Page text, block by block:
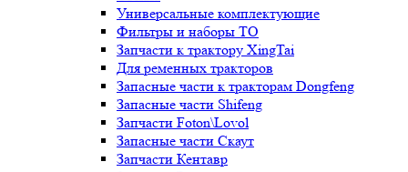
Универсальные комплектующие
Фильтры и наборы ТО
Запчасти к трактору XingTai
Для ременных тракторов
Запасные части к тракторам Dongfeng
Запасные части Shifeng
Запчасти Foton\Lovol
Запасные части Скаут
Запчасти Кентавр